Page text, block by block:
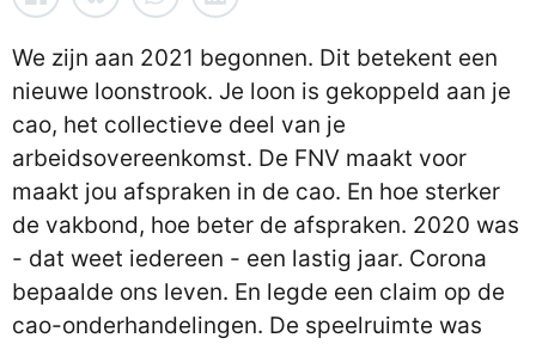
We zijn aan 2021 begonnen. Dit betekent een
nieuwe loonstrook. Je loon is gekoppeld aan je
cao, het collectieve deel van je
arbeidsovereenkomst. De FNV maakt voor
maakt jou afspraken in de cao. En hoe sterker
de vakbond, hoe beter de afspraken. 2020 was
- dat weet iedereen - een lastig jaar. Corona
bepaalde ons leven. En legde een claim op de
cao-onderhandelingen. De speelruimte was